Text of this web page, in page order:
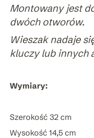
Montowany jest
dwóch otworów.
Wieszak nadaje
kluczy lub innych
Wymiary:
Szerokość 32 cm
Wysokość 14,5 cm